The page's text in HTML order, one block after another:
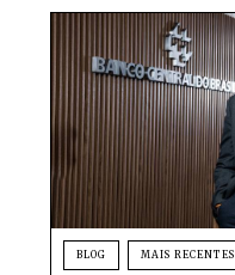
BLOG MAIS RECENTES